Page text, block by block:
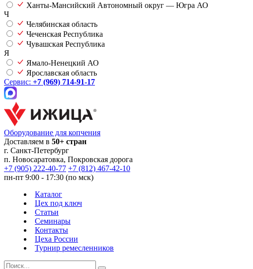
Ханты-Мансийский Автономный округ — Югра АО
Ч
Челябинская область
Чеченская Республика
Чувашская Республика
Я
Ямало-Ненецкий АО
Ярославская область
Сервис: +7 (969) 714-91-17
Оборудование для копчения
Доставляем в 50+ стран
г. Санкт-Петербург
п. Новосаратовка, Покровская дорога
+7 (905) 222-40-77 +7 (812) 467-42-10
пн-пт 9:00 - 17:30 (по мск)
Каталог
Цех под ключ
Статьи
Семинары
Контакты
Цеха России
Турнир ремесленников